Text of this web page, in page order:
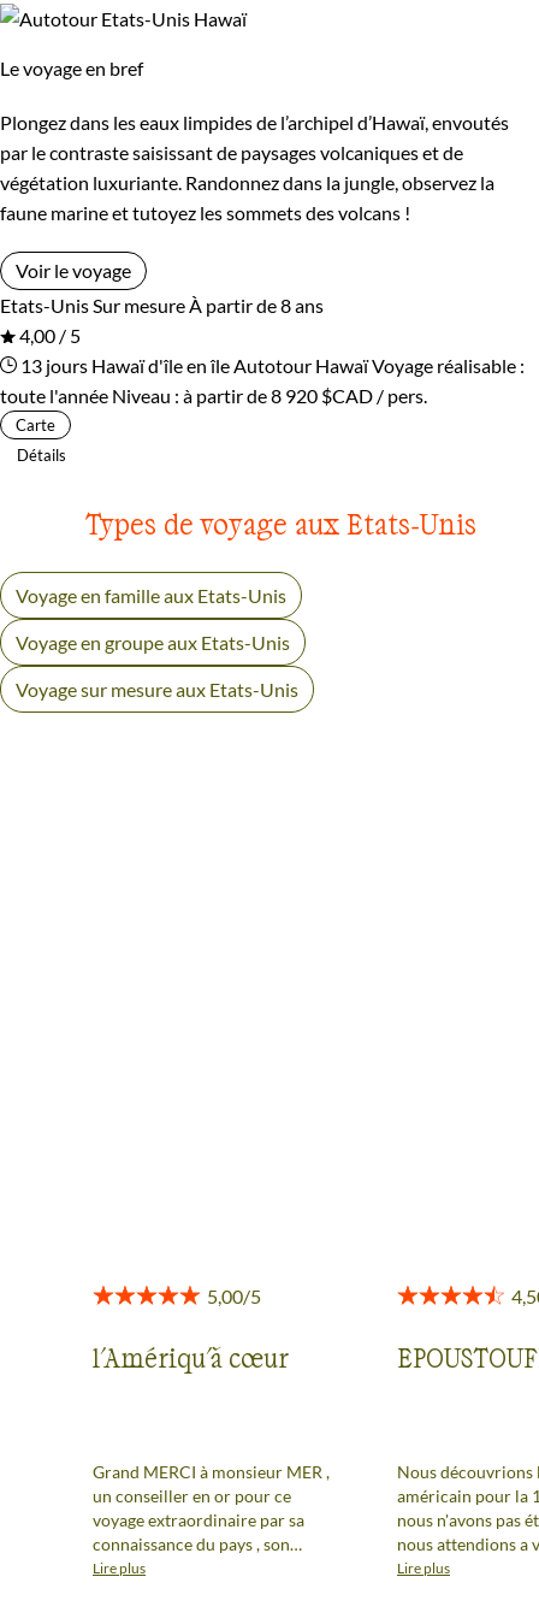
Le voyage en bref
Plongez dans les eaux limpides de l’archipel d’Hawaï, envoutés
par le contraste saisissant de paysages volcaniques et de
végétation luxuriante. Randonnez dans la jungle, observez la
faune marine et tutoyez les sommets des volcans !
Voir le voyage
Etats-Unis Sur mesure À partir de 8 ans
4,00 / 5
13 jours Hawaï d'île en île Autotour HawaïVoyage réalisable :
toute l'année Niveau : à partir de8 920 $CAD / pers.
Carte
Détails
Types de voyage aux Etats-Unis
Voyage en famille aux Etats-Unis
Voyage en groupe aux Etats-Unis
Voyage sur mesure aux Etats-Unis
l'Amériqu'à cœur
Grand MERCI à monsieur MER ,
un conseiller en or pour ce
voyage extraordinaire par sa
connaissance du pays , son
écoute, sa bienveillance, sa
Lire plus
Nous découvrions
américain pour la
nous n'avons pas
nous attendions a
paysages
Lire plus